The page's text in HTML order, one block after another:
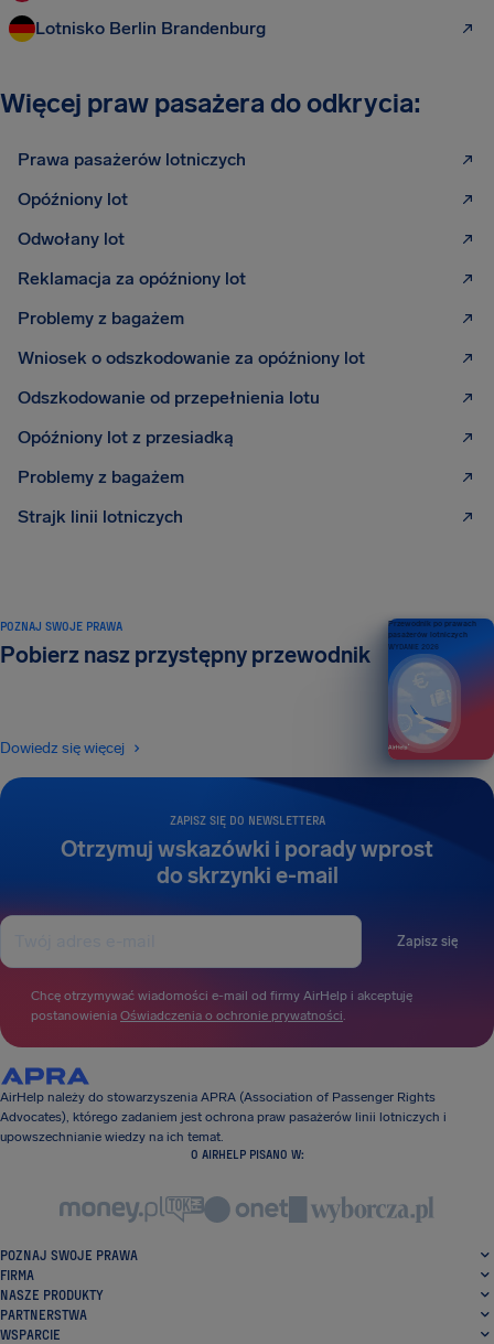
Lotnisko Berlin Brandenburg
Więcej praw pasażera do odkrycia:
Prawa pasażerów lotniczych
Opóźniony lot
Odwołany lot
Reklamacja za opóźniony lot
Problemy z bagażem
Wniosek o odszkodowanie za opóźniony lot
Odszkodowanie od przepełnienia lotu
Opóźniony lot z przesiadką
Problemy z bagażem
Strajk linii lotniczych
ZAPISZ SIĘ DO NEWSLETTERA
Otrzymuj wskazówki i porady wprost
do skrzynki e-mail
Zapisz się
Chcę otrzymywać wiadomości e-mail od firmy AirHelp i akceptuję
postanowienia Oświadczenia o ochronie prywatności.
POZNAJ SWOJE PRAWA
Pobierz nasz przystępny przewodnik
Dowiedz się więcej
Przewodnik po prawach
pasażerów lotniczych
WYDANIE 2026
AirHelp należy do stowarzyszenia APRA (Association of Passenger Rights
Advocates), którego zadaniem jest ochrona praw pasażerów linii lotniczych i
upowszechnianie wiedzy na ich temat.
O AIRHELP PISANO W:
POZNAJ SWOJE PRAWA
FIRMA
NASZE PRODUKTY
PARTNERSTWA
WSPARCIE